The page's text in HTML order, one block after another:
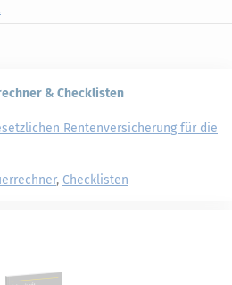
& Checklisten
Rentenversicherung für die
, Checklisten